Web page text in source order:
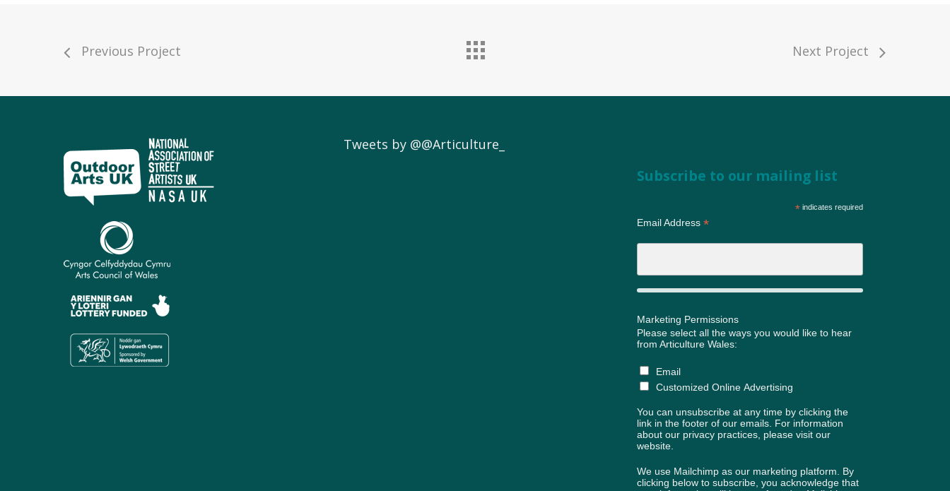
Previous Project Next Project
Tweets by @@Articulture_
Subscribe to our mailing list
*indicates required
Email Address*
Marketing Permissions
Please select all the ways you would like to hear
from Articulture Wales:
Email
Customized Online Advertising
You can unsubscribe at any time by clicking the
link in the footer of our emails. For information
about our privacy practices, please visit our
website.
We use Mailchimp as our marketing platform. By
clicking below to subscribe, you acknowledge that